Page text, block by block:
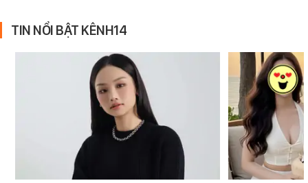
TIN NỔI BẬT KÊNH14